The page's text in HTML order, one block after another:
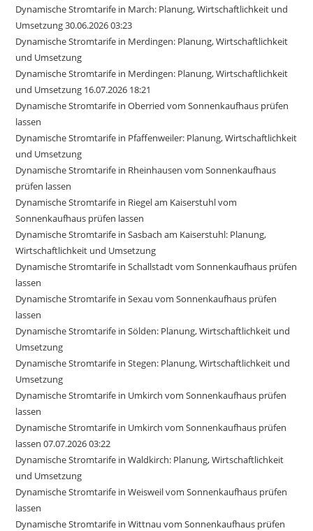
Dynamische Stromtarife in March: Planung, Wirtschaftlichkeit und
Umsetzung 30.06.2026 03:23
Dynamische Stromtarife in Merdingen: Planung, Wirtschaftlichkeit
und Umsetzung
Dynamische Stromtarife in Merdingen: Planung, Wirtschaftlichkeit
und Umsetzung 16.07.2026 18:21
Dynamische Stromtarife in Oberried vom Sonnenkaufhaus prüfen
lassen
Dynamische Stromtarife in Pfaffenweiler: Planung, Wirtschaftlichkeit
und Umsetzung
Dynamische Stromtarife in Rheinhausen vom Sonnenkaufhaus
prüfen lassen
Dynamische Stromtarife in Riegel am Kaiserstuhl vom
Sonnenkaufhaus prüfen lassen
Dynamische Stromtarife in Sasbach am Kaiserstuhl: Planung,
Wirtschaftlichkeit und Umsetzung
Dynamische Stromtarife in Schallstadt vom Sonnenkaufhaus prüfen
lassen
Dynamische Stromtarife in Sexau vom Sonnenkaufhaus prüfen
lassen
Dynamische Stromtarife in Sölden: Planung, Wirtschaftlichkeit und
Umsetzung
Dynamische Stromtarife in Stegen: Planung, Wirtschaftlichkeit und
Umsetzung
Dynamische Stromtarife in Umkirch vom Sonnenkaufhaus prüfen
lassen
Dynamische Stromtarife in Umkirch vom Sonnenkaufhaus prüfen
lassen 07.07.2026 03:22
Dynamische Stromtarife in Waldkirch: Planung, Wirtschaftlichkeit
und Umsetzung
Dynamische Stromtarife in Weisweil vom Sonnenkaufhaus prüfen
lassen
Dynamische Stromtarife in Wittnau vom Sonnenkaufhaus prüfen